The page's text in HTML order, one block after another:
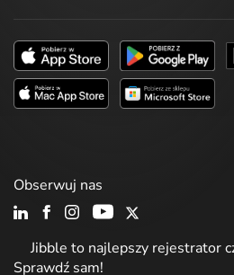
Jibble to najlepszy rejestrator
Sprawdź sam!
Obserwuj nas